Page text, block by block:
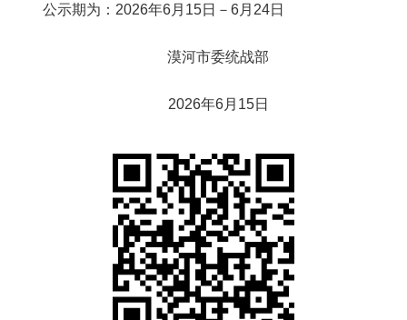
公示期为： 2026年6月15日－6月24日
漠河市委统战部
2026年6月15日